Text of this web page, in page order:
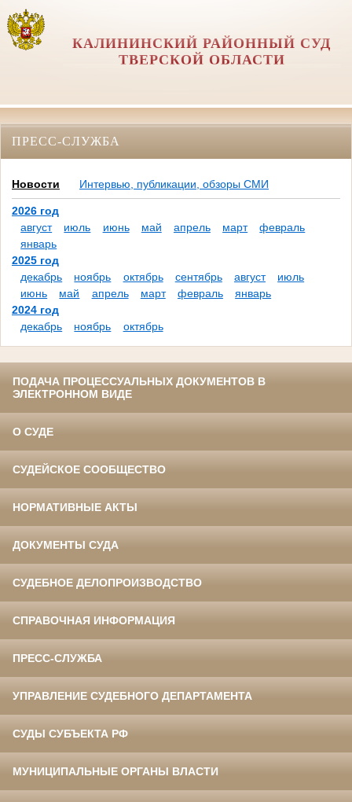
КАЛИНИНСКИЙ РАЙОННЫЙ СУД
ТВЕРСКОЙ ОБЛАСТИ
ПРЕСС-СЛУЖБА
Новости Интервью, публикации, обзоры СМИ
2026 год
август
июль июнь май апрель март
февраль
январь
2025 год
декабрь
ноябрь октябрь сентябрь август
июль
июнь
май апрель март февраль
январь
2024 год
декабрь
ноябрь октябрь
ПОДАЧА ПРОЦЕССУАЛЬНЫХ ДОКУМЕНТОВ В
ЭЛЕКТРОННОМ ВИДЕ
О СУДЕ
СУДЕЙСКОЕ СООБЩЕСТВО
НОРМАТИВНЫЕ АКТЫ
ДОКУМЕНТЫ СУДА
СУДЕБНОЕ ДЕЛОПРОИЗВОДСТВО
СПРАВОЧНАЯ ИНФОРМАЦИЯ
ПРЕСС-СЛУЖБА
УПРАВЛЕНИЕ СУДЕБНОГО ДЕПАРТАМЕНТА
СУДЫ СУБЪЕКТА РФ
МУНИЦИПАЛЬНЫЕ ОРГАНЫ ВЛАСТИ